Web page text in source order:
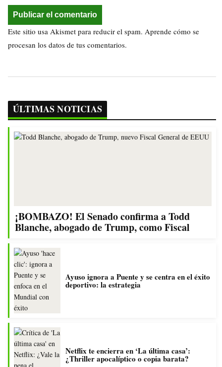
Este sitio usa Akismet para reducir el spam. Aprende cómo se
procesan los datos de tus comentarios.
ÚLTIMAS NOTICIAS
¡BOMBAZO! El Senado confirma a Todd
Blanche, abogado de Trump, como Fiscal
Ayuso ignora a Puente y se centra en el éxito
deportivo: la estrategia
Netflix te encierra en ‘La última casa’:
¿Thriller apocalíptico o copia barata?